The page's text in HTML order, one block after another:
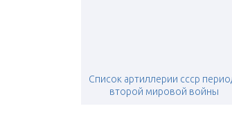
Список артиллерии ссср
второй мировой войны